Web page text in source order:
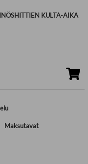
KULTA-AIKA
Maksutavat